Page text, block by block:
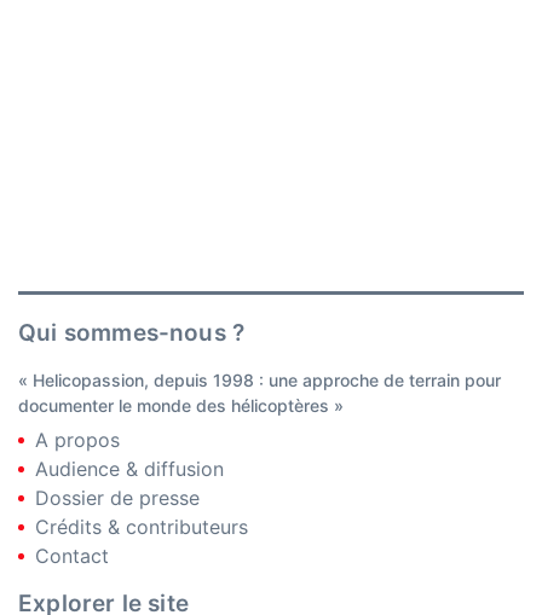
Qui sommes-nous ?
« Helicopassion, depuis 1998 : une approche de terrain pour
documenter le monde des hélicoptères »
A propos
Audience & diffusion
Dossier de presse
Crédits & contributeurs
Contact
Explorer le site